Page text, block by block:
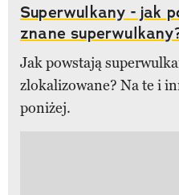
Superwulkany - jak
znane
Jak powstają
zlokalizowane? Na te i
poniżej.